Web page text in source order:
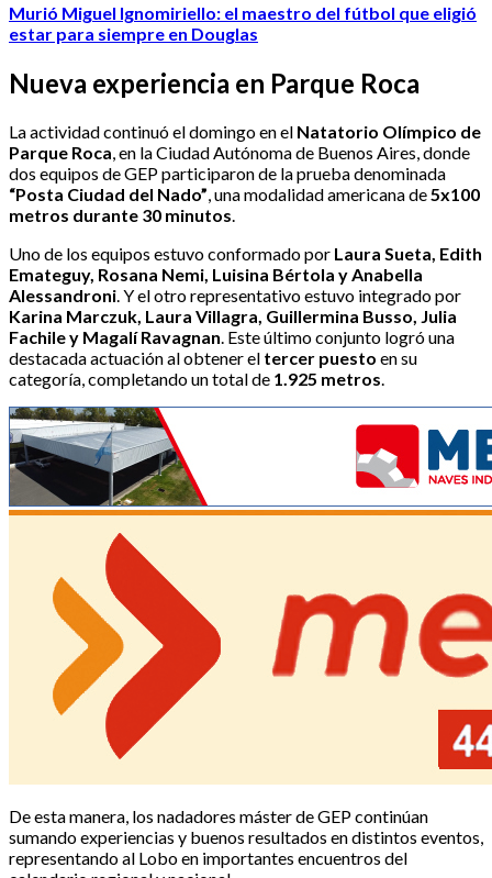
Murió Miguel Ignomiriello: el maestro del fútbol que eligió
estar para siempre en Douglas
Nueva experiencia en Parque Roca
La actividad continuó el domingo en el Natatorio Olímpico de
Parque Roca, en la Ciudad Autónoma de Buenos Aires, donde
dos equipos de GEP participaron de la prueba denominada
“Posta Ciudad del Nado”, una modalidad americana de5x100
metros durante 30 minutos.
Uno de los equipos estuvo conformado por Laura Sueta, Edith
Emateguy, Rosana Nemi, Luisina Bértola y Anabella
Alessandroni. Y el otro representativo estuvo integrado por
Karina Marczuk, Laura Villagra, Guillermina Busso, Julia
Fachile y Magalí Ravagnan. Este último conjunto logró una
destacada actuación al obtener el tercer puesto en su
categoría, completando un total de 1.925 metros.
De esta manera, los nadadores máster de GEP continúan
sumando experiencias y buenos resultados en distintos eventos,
representando al Lobo en importantes encuentros del